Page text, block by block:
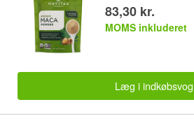
83,30 kr.
MOMS inkluderet
Læg i